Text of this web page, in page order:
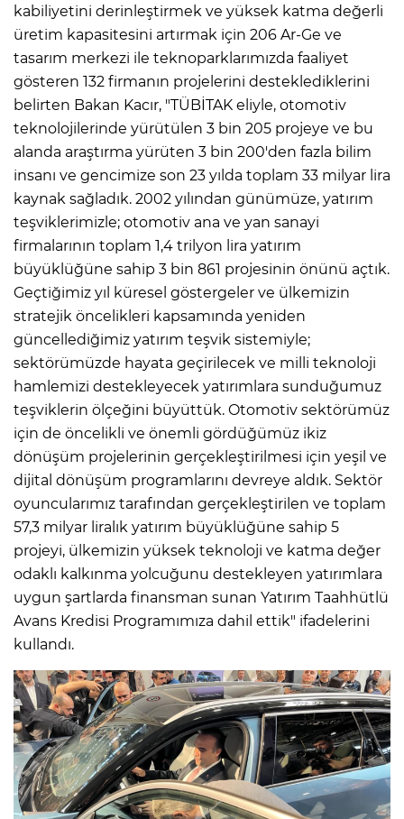
kabiliyetini derinleştirmek ve yüksek katma değerli
üretim kapasitesini artırmak için 206 Ar-Ge ve
tasarım merkezi ile teknoparklarımızda faaliyet
gösteren 132 firmanın projelerini desteklediklerini
belirten Bakan Kacır, "TÜBİTAK eliyle, otomotiv
teknolojilerinde yürütülen 3 bin 205 projeye ve bu
alanda araştırma yürüten 3 bin 200'den fazla bilim
insanı ve gencimize son 23 yılda toplam 33 milyar lira
kaynak sağladık. 2002 yılından günümüze, yatırım
teşviklerimizle; otomotiv ana ve yan sanayi
firmalarının toplam 1,4 trilyon lira yatırım
büyüklüğüne sahip 3 bin 861 projesinin önünü açtık.
Geçtiğimiz yıl küresel göstergeler ve ülkemizin
stratejik öncelikleri kapsamında yeniden
güncellediğimiz yatırım teşvik sistemiyle;
sektörümüzde hayata geçirilecek ve milli teknoloji
hamlemizi destekleyecek yatırımlara sunduğumuz
teşviklerin ölçeğini büyüttük. Otomotiv sektörümüz
için de öncelikli ve önemli gördüğümüz ikiz
dönüşüm projelerinin gerçekleştirilmesi için yeşil ve
dijital dönüşüm programlarını devreye aldık. Sektör
oyuncularımız tarafından gerçekleştirilen ve toplam
57,3 milyar liralık yatırım büyüklüğüne sahip 5
projeyi, ülkemizin yüksek teknoloji ve katma değer
odaklı kalkınma yolcuğunu destekleyen yatırımlara
uygun şartlarda finansman sunan Yatırım Taahhütlü
Avans Kredisi Programımıza dahil ettik" ifadelerini
kullandı.